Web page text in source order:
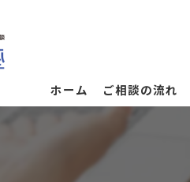
ホーム ご相談の流れ